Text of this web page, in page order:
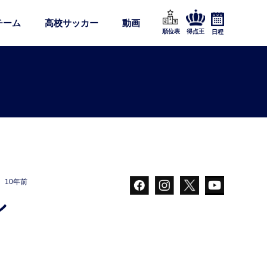
ーム 高校サッカー 動画
順位表 得点王 日程
10年前